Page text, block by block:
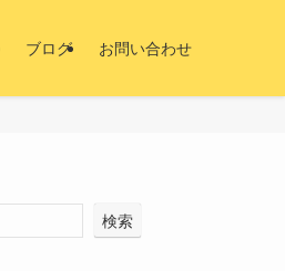
ブログ お問い合わせ
検索